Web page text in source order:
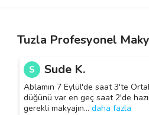
Tuzla Profesyonel
S Sude K.
Ablamın 7 Eylül'de saat 3'te
düğünü var en geç saat 2'de
gerekli makyajın… daha fazla